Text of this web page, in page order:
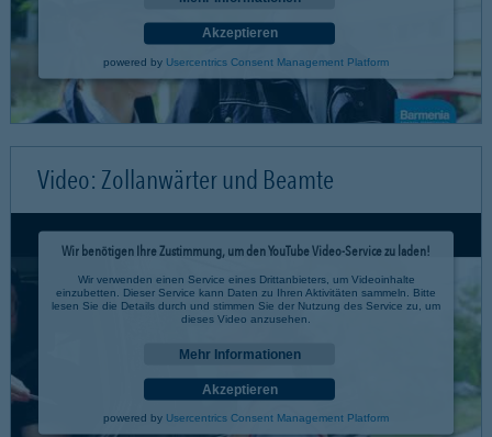
Akzeptieren
powered by Usercentrics Consent Management Platform
Video: Zollanwärter und Beamte
Wir benötigen Ihre Zustimmung, um den YouTube Video-Service zu laden!
Wir verwenden einen Service eines Drittanbieters, um Videoinhalte
einzubetten. Dieser Service kann Daten zu Ihren Aktivitäten sammeln. Bitte
lesen Sie die Details durch und stimmen Sie der Nutzung des Service zu, um
dieses Video anzusehen.
Mehr Informationen
Akzeptieren
powered by Usercentrics Consent Management Platform